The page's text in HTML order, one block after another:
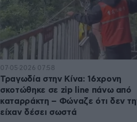
07·05·2026 07:58
Τραγωδία στην Κίνα: 16χρονη
σκοτώθηκε σε zip line πάνω από
καταρράκτη – Φώναζε ότι δεν
είχαν δέσει σωστά